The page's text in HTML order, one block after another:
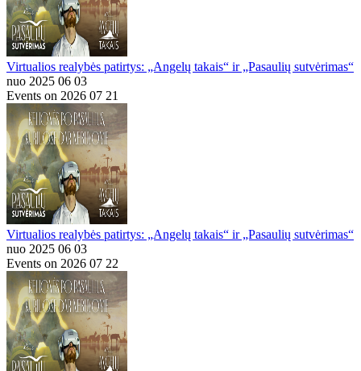
Virtualios realybės patirtys: „Angelų takais“ ir „Pasaulių sutvėrimas“
nuo 2025 06 03
Events on 2026 07 21
Virtualios realybės patirtys: „Angelų takais“ ir „Pasaulių sutvėrimas“
nuo 2025 06 03
Events on 2026 07 22